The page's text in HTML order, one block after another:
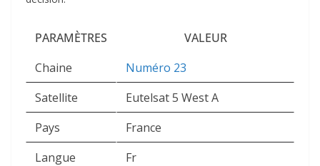
PARAMÈTRES
VALEUR
Chaine
Numéro 23
Satellite
Eutelsat 5 West A
Pays
France
Langue
Fr